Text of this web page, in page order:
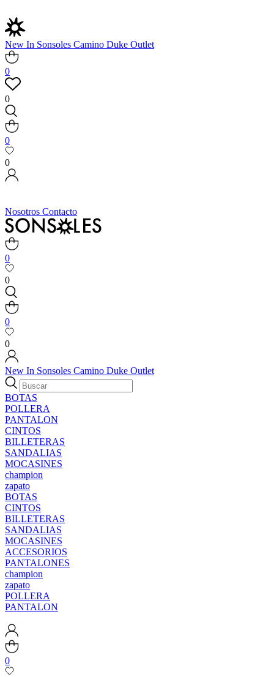
New In Sonsoles Camino Duke Outlet
0
0
0
0
Nosotros Contacto
0
0
0
0
New In Sonsoles Camino Duke Outlet
BOTAS
POLLERA
PANTALON
CINTOS
BILLETERAS
SANDALIAS
MOCASINES
champion
zapato
BOTAS
CINTOS
BILLETERAS
SANDALIAS
MOCASINES
ACCESORIOS
PANTALONES
champion
zapato
POLLERA
PANTALON
0